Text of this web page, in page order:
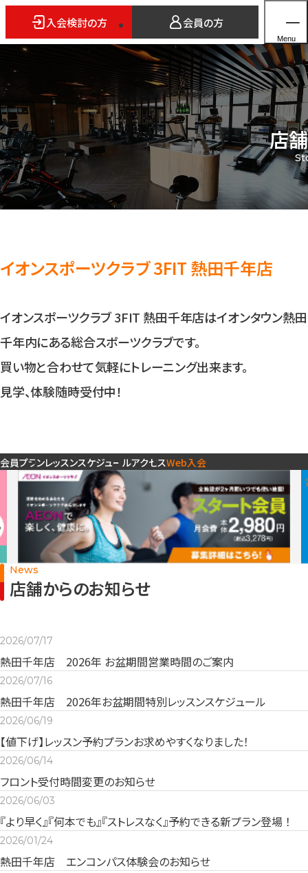
入会検討の方 会員の方
Menu
ホーム
店舗検索
5つのスタイル
3FITとは
入会検討の方
公式SNSアカウント
店
イオンスポーツクラブ 3FIT 熱田千年店
イオンスポーツクラブ 3FIT 熱田千年店はイオンタウン熱田
千年内にある総合スポーツクラブです。
買い物と合わせて気軽にトレーニング出来ます。
見学、体験随時受付中！
会員プランレッスンスケジュールアクセスWeb入会
News
店舗からのお知らせ
2026/07/17
熱田千年店 2026年 お盆期間営業時間のご案内
2026/07/16
熱田千年店 2026年お盆期間特別レッスンスケジュール
2026/06/19
【値下げ】レッスン予約プランお求めやすくなりました！
2026/06/14
フロント受付時間変更のお知らせ
2026/06/03
『より早く』『何本でも』『ストレスなく』予約できる新プラン登場 ！
2026/01/24
熱田千年店 エンコンパス体験会のお知らせ